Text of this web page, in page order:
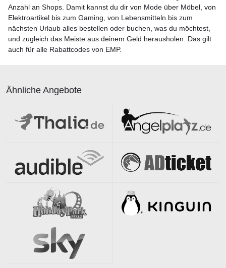
Anzahl an Shops. Damit kannst du dir von Mode über Möbel, von
Elektroartikel bis zum Gaming, von Lebensmitteln bis zum
nächsten Urlaub alles bestellen oder buchen, was du möchtest,
und zugleich das Meiste aus deinem Geld herausholen. Das gilt
auch für alle Rabattcodes von EMP.
Ähnliche Angebote